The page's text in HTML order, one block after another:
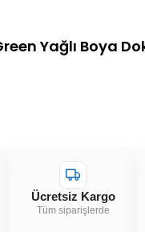
Yağlı Boya
Ücretsiz Kargo
Tüm siparişlerde